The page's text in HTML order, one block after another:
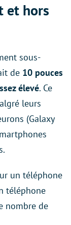
et hors
sous-
de 10 pouces
élevé. Ce
leurs
(Galaxy
un téléphone
téléphone
nombre de